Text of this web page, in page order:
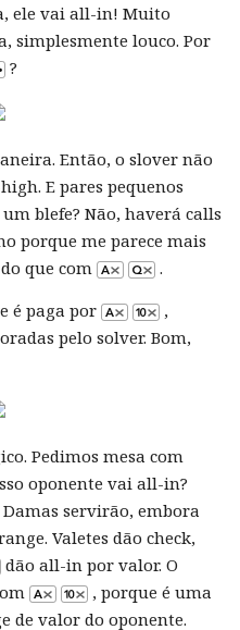
ele vai all-in! Muito
simplesmente louco. Por
?
Então, o slover não
E pares pequenos
blefe? Não, haverá calls
porque me parece mais
que com
.
é paga por
,
pelo solver. Bom,
Pedimos mesa com
oponente vai all-in?
servirão, embora
Valetes dão check,
dão all-in por valor. O
, porque é uma
de valor do oponente.